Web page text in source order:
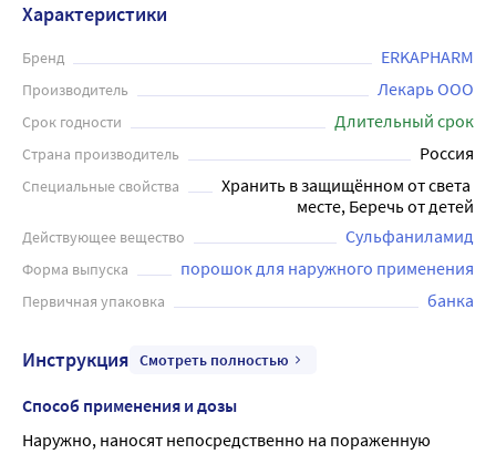
Характеристики
Бренд ERKAPHARM
Производитель Лекарь ООО
Срок годности Длительный срок
Страна производитель Россия
Специальные свойства
Хранить в защищённом от света
месте, Беречь от детей
Действующее вещество Сульфаниламид
Форма выпуска порошок для наружного применения
Первичная упаковка банка
Инструкция Смотреть полностью
Способ применения и дозы
Наружно, наносят непосредственно на пораженную